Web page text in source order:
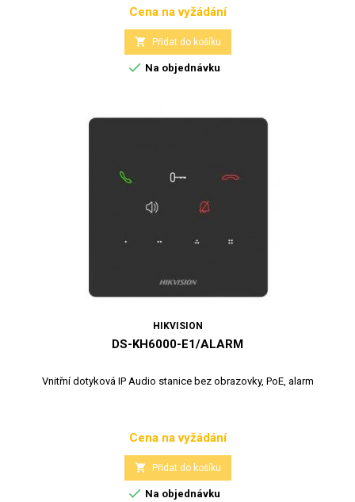
Cena
Cena na vyžádání
 Přidat do košíku
 Na objednávku
HIKVISION
DS-KH6000-E1/ALARM
Vnitřní dotyková IP Audio stanice bez obrazovky, PoE, alarm
Cena
Cena na vyžádání
 Přidat do košíku
 Na objednávku